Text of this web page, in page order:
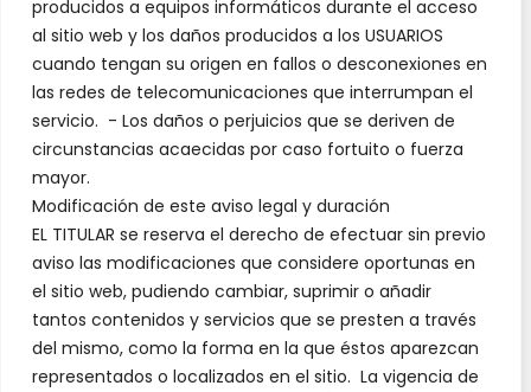
producidos a equipos informáticos durante el acceso
al sitio web y los daños producidos a los USUARIOS
cuando tengan su origen en fallos o desconexiones en
las redes de telecomunicaciones que interrumpan el
servicio. - Los daños o perjuicios que se deriven de
circunstancias acaecidas por caso fortuito o fuerza
mayor.
Modificación de este aviso legal y duración
EL TITULAR se reserva el derecho de efectuar sin previo
aviso las modificaciones que considere oportunas en
el sitio web, pudiendo cambiar, suprimir o añadir
tantos contenidos y servicios que se presten a través
del mismo, como la forma en la que éstos aparezcan
representados o localizados en el sitio. La vigencia de